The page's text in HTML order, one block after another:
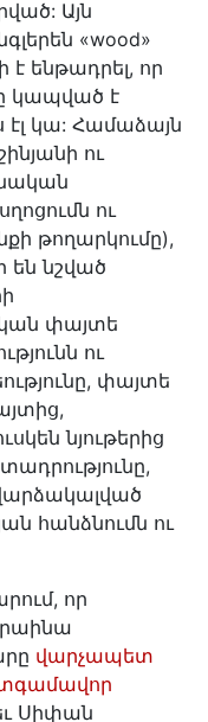
Այն
«wood»
է ենթադրել, որ
կապված է
կա: Համաձայն
ու
ու
թողարկումը),
են նշված
փայտե
ու
փայտե
նյութերից
հանձնումն ու
որ
վարչապետ
Սիփան